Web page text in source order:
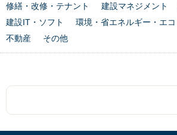
修繕・改修・テナント
建設マネジメント
建設IT・ソフト
環境・省エネルギー・エコ
不動産
その他